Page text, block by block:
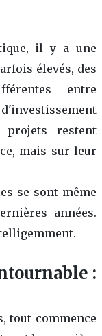
il y a une
élevés, des
entre
projets restent
mais sur leur
se sont même
années.
:
tout commence